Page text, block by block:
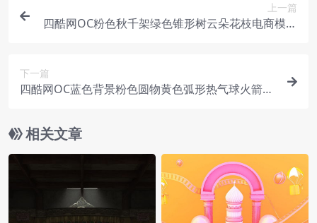
上一篇
四酷网OC粉色秋千架绿色锥形树云朵花枝电商模型
下一篇
四酷网OC蓝色背景粉色圆物黄色弧形热气球火箭电
相关文章